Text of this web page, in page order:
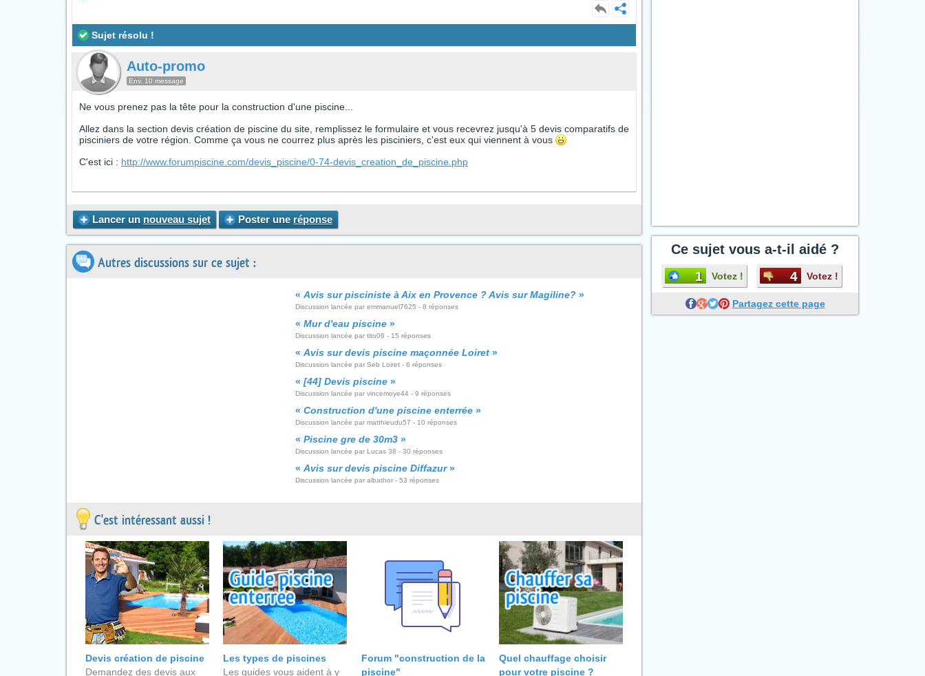
Sujet résolu !
Auto-promo
Env. 10 message
Ne vous prenez pas la tête pour la construction d'une piscine...
Allez dans la section devis création de piscine du site, remplissez le formulaire et vous recevrez jusqu'à 5 devis comparatifs de
pisciniers de votre région. Comme ça vous ne courrez plus après les pisciniers, c'est eux qui viennent à vous
C'est ici : http://www.forumpiscine.com/devis_piscine/0-74-devis_creation_de_piscine.php
Lancer un nouveau sujet Poster une réponse
Autres discussions sur ce sujet :
« Avis sur pisciniste à Aix en Provence ? Avis sur Magiline? »
Discussion lancée par emmanuel7625 - 8 réponses
« Mur d'eau piscine »
Discussion lancée par tito06 - 15 réponses
« Avis sur devis piscine maçonnée Loiret »
Discussion lancée par Seb Loiret - 6 réponses
« [44] Devis piscine »
Discussion lancée par vincemoye44 - 9 réponses
« Construction d'une piscine enterrée »
Discussion lancée par matthieudu57 - 10 réponses
« Piscine gre de 30m3 »
Discussion lancée par Lucas 38 - 30 réponses
« Avis sur devis piscine Diffazur»
Discussion lancée par albathor - 53 réponses
C'est intéressant aussi !
Devis création de piscine
Demandez des devis aux
Les types de piscines
Les guides vous aident à y
Forum "construction de la
piscine"
Quel chauffage choisir
pour votre piscine ?
Ce sujet vous a-t-il aidé ?
1 Votez ! 4 Votez !
Partagez cette page